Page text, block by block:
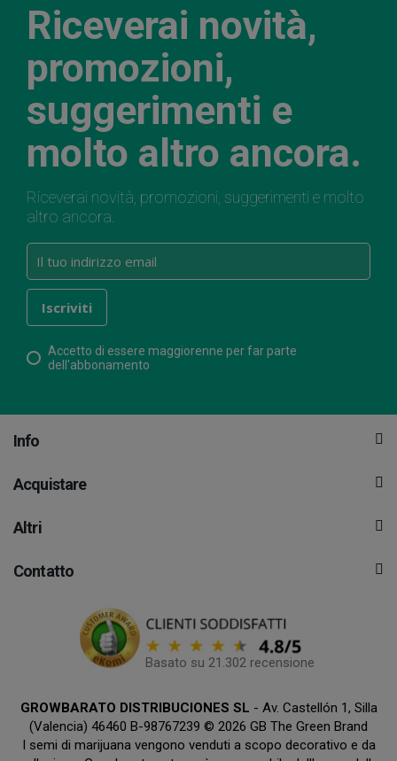
Riceverai novità,
promozioni,
suggerimenti e
molto altro ancora.
Riceverai novità, promozioni, suggerimenti e molto
altro ancora.
Accetto di essere maggiorenne per far parte
dell'abbonamento
Info
Acquistare
Altri
Contatto
Basato su 21.302 recensione
GROWBARATO DISTRIBUCIONES SL - Av. Castellón 1, Silla
(Valencia) 46460 B-98767239 © 2026 GB The Green Brand
I semi di marijuana vengono venduti a scopo decorativo e da